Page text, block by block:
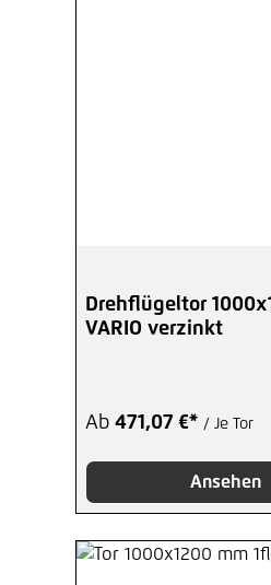
Drehflügeltor
VARIO verzinkt
Ab 471,07 €* / Je Tor
Ansehen